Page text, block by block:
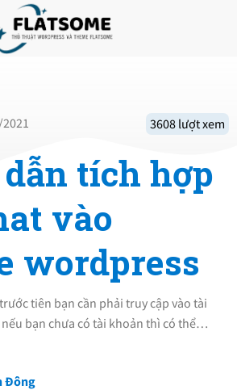
3608 lượt xem
tích hợp
vào
wordpress
tiên bạn cần phải truy cập vào tài
bạn chưa có tài khoản thì có thể…
Đông